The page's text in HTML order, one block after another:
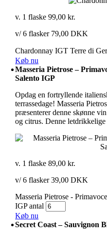
v. 1 flaske99,00kr.
v/ 6 flasker 79,00 DKK
Chardonnay IGT Terre di
Køb nu
Masseria Pietrose –
Salento IGP
Opdag en fortryllende
terrassedage! Masseria
præsenterer denne skønne
og citrus. Denne
v. 1 flaske89,00kr.
v/ 6 flasker 39,00 DKK
Masseria Pietrose -
IGP antal
Køb nu
Secret Coast – Sauvignon